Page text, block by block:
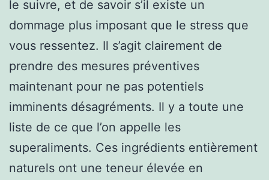
le suivre, et de savoir s’il existe un
dommage plus imposant que le stress que
vous ressentez. Il s’agit clairement de
prendre des mesures préventives
maintenant pour ne pas potentiels
imminents désagréments. Il y a toute une
liste de ce que l’on appelle les
superaliments. Ces ingrédients entièrement
naturels ont une teneur élevée en